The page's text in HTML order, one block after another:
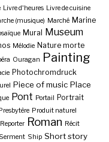
Livre d'heures Livre de cuisine
(musique) Marché Marine
Mural Museum
Mélodie Nature morte
Ouragan Painting
Photochromdruck
Piece of music Place
Pont Portail Portrait
Produit naturel
Reporter Roman Récit
Serment Ship Short story